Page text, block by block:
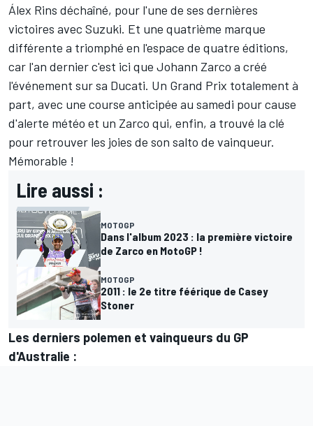
Álex Rins déchaîné, pour l'une de ses dernières
victoires avec Suzuki. Et une quatrième marque
différente a triomphé en l'espace de quatre éditions,
car l'an dernier c'est ici que Johann Zarco a créé
l'événement sur sa Ducati. Un Grand Prix totalement à
part, avec une course anticipée au samedi pour cause
d'alerte météo et un Zarco qui, enfin, a trouvé la clé
pour retrouver les joies de son salto de vainqueur.
Mémorable !
Lire aussi :
MOTOGP
Dans l'album 2023 : la première victoire
de Zarco en MotoGP !
MOTOGP
2011 : le 2e titre féérique de Casey
Stoner
Les derniers polemen et vainqueurs du GP
d'Australie :